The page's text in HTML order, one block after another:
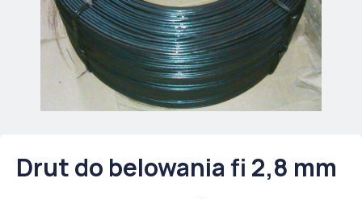
Drut do belowania fi 2,8 mm